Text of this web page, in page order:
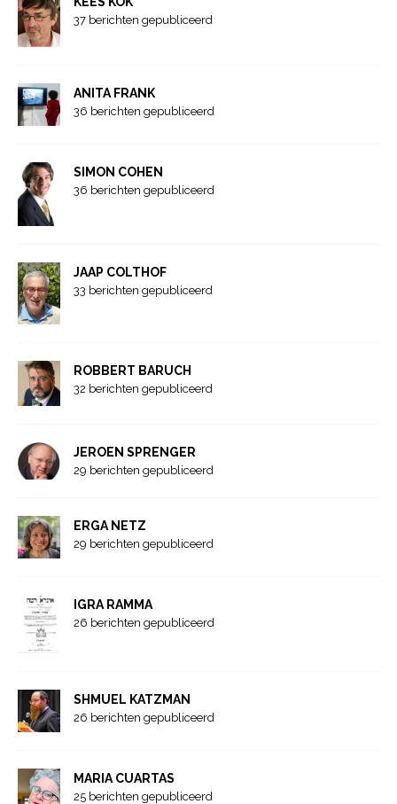
37 berichten gepubliceerd
ANITA FRANK
36 berichten gepubliceerd
SIMON COHEN
36 berichten gepubliceerd
JAAP COLTHOF
33 berichten gepubliceerd
ROBBERT BARUCH
32 berichten gepubliceerd
JEROEN SPRENGER
29 berichten gepubliceerd
ERGA NETZ
29 berichten gepubliceerd
IGRA RAMMA
26 berichten gepubliceerd
SHMUEL KATZMAN
26 berichten gepubliceerd
MARIA CUARTAS
25 berichten gepubliceerd